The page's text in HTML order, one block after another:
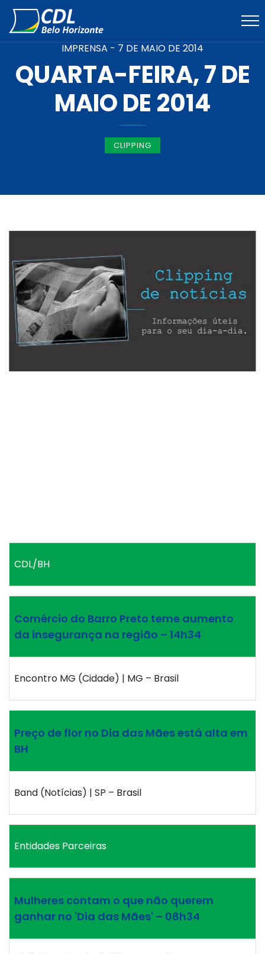
IMPRENSA - 7 DE MAIO DE 2014
QUARTA-FEIRA, 7 DE
MAIO DE 2014
CLIPPING
CDL/BH
Comércio do Barro Preto teme aumento
da insegurança na região – 14h34
Encontro MG (Cidade) | MG – Brasil
Preço de flor no Dia das Mães está alta em
BH
Band (Notícias) | SP – Brasil
Entidades Parceiras
Mulheres contam o que não querem
ganhar no 'Dia das Mães' – 08h34